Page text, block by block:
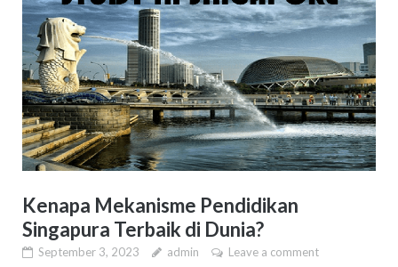
Kenapa Mekanisme Pendidikan
Singapura Terbaik di Dunia?
September 3, 2023 admin Leave a comment